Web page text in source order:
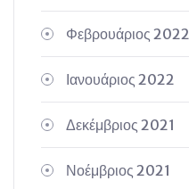
Φεβρουάριος 2022
Ιανουάριος 2022
Δεκέμβριος 2021
Νοέμβριος 2021